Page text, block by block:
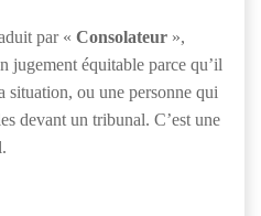
par « Consolateur »,
jugement équitable parce qu’il
situation, ou une personne qui
devant un tribunal. C’est une